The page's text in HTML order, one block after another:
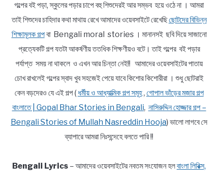
গল্পের বই পড়া, স্কুলের পড়ার চাপে বহু শিশুদেরই আর সম্ভব হয়ে ওঠে না । আমরা
তাই শিশুদের চাহিদার কথা মাথায় রেখে আমাদের ওয়েবসাইটে রেখেছিছোটদের বিভিন্ন
শিক্ষামূলক গল্পবা Bengali moral stories । মানানসই ছবি দিয়ে সাজানো
প্রত্যেকটি গল্প যতটা আকর্ষণীয় ততধিক শিক্ষণীয়ও বটে। তাই গল্পের বই পড়ার
পর্যাপ্ত সময় না থাকলে ও এখন আর চিন্তা নেই!! আমাদের ওয়েবসাইটের পাতায়
চোখ রাখলেই গল্পের স্বাদ খুব সহজেই পেয়ে যাবে কিশোর কিশোরীরা । শুধু ছোটরাই
কেন বড়দেরও যে এই গল্প ( ধর্মীয় ও আধ্যাত্মিক গল্প সমূহ, গোপাল ভাঁড়ের মজার গল্প
বাংলাতে | Gopal Bhar Stories in Bengali, নাসিরুদ্দিন হোজ্জার গল্প –
Bengali Stories of Mullah Nasreddin Hooja) ভালো লাগবে সে
ব্যাপারে আমরা নিঃসন্দেহে বলতে পারি !!
Bengali Lyrics – আমাদের ওয়েবসাইটের নবতম সংযোজন হলবাংলা লিরিক্স,